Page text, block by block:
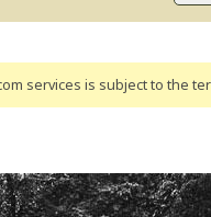
services is subject to the